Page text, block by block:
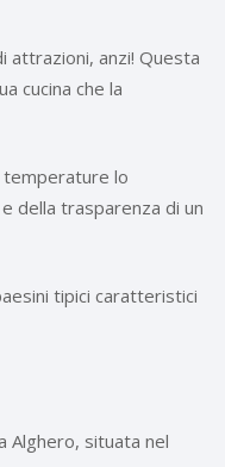
attrazioni, anzi! Questa
cucina che la
temperature lo
della trasparenza di un
tipici caratteristici
Alghero, situata nel